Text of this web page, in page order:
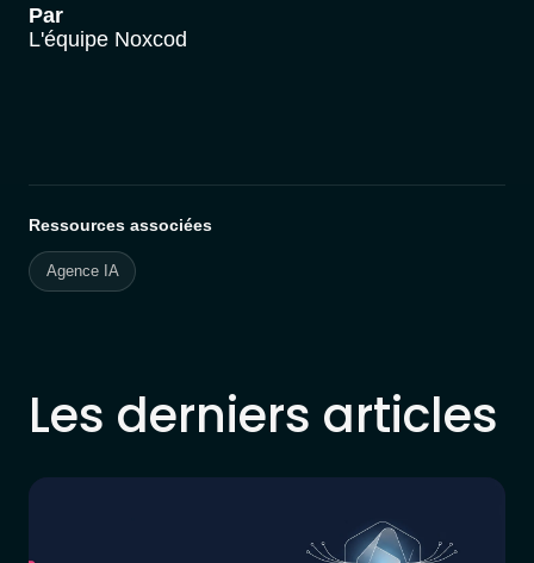
Par
L'équipe Noxcod
Ressources associées
Agence IA
Les derniers articles